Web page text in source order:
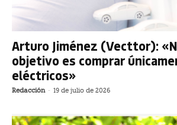
Arturo Jiménez (Vecttor):
objetivo es comprar
eléctricos»
Redacción - 19 de julio de 2026